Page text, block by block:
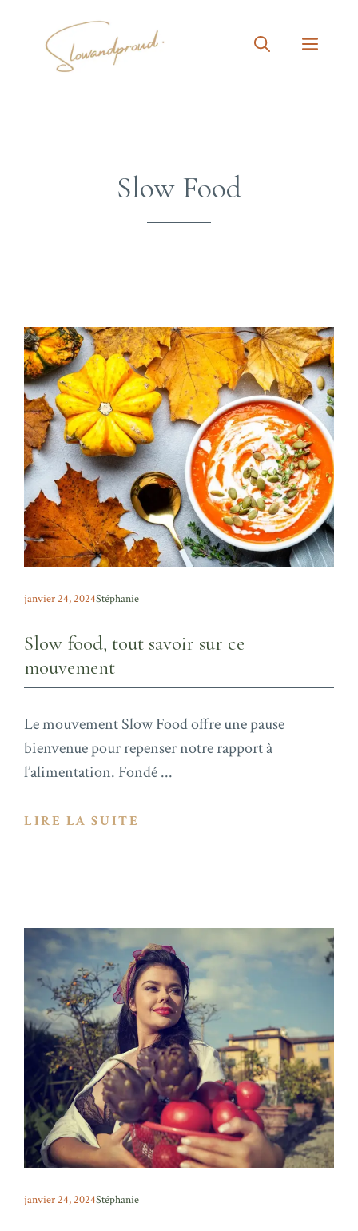
contenu
Slow Food
janvier 24, 2024Stéphanie
Slow food, tout savoir sur ce
mouvement
Le mouvement Slow Food offre une pause
bienvenue pour repenser notre rapport à
l’alimentation. Fondé ...
LIRE LA SUITE
janvier 24, 2024Stéphanie